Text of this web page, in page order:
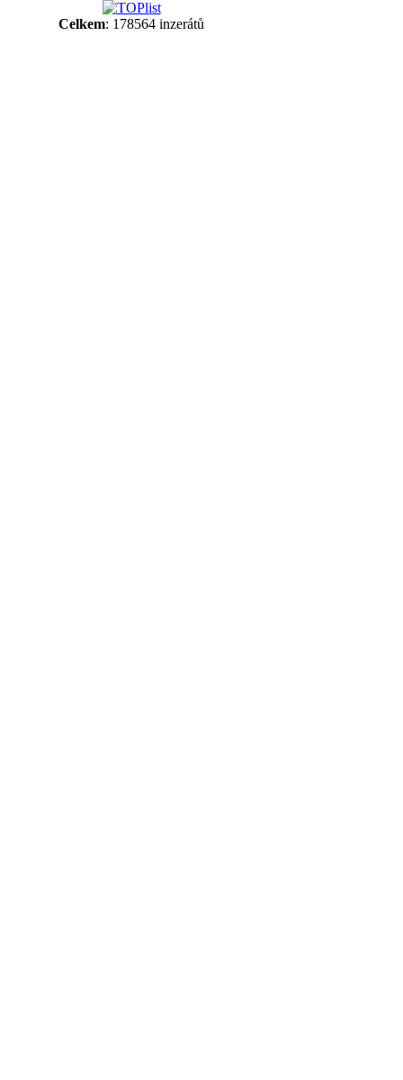
Celkem: 178564 inzerátů